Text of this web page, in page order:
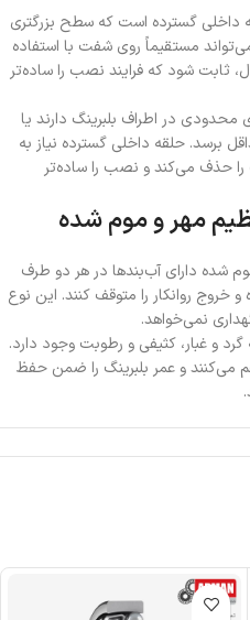
داخلی گسترده است که سطح بزرگتری
مستقیماً روی شفت با استفاده
ثابت شود که فرایند نصب را ساده‌تر
در اطراف بلبرینگ دارند یا
برسد. حلقه داخلی گسترده نیاز به
را حذف می‌کند و نصب را ساده‌تر
شده دارای آب‌بندها در هر دو طرف
خروج روانکار را متوقف کنند. این نوع
نمی‌خواهد.
و غبار، کثیفی و رطوبت وجود دارد.
می‌کنند و عمر بلبرینگ را ضمن حفظ